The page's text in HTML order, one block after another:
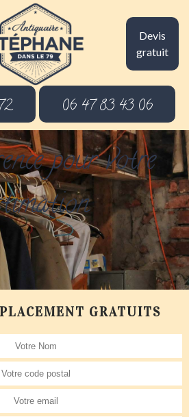
Devis
gratuit
06 47 83 43 06
pour votre
GRATUITS